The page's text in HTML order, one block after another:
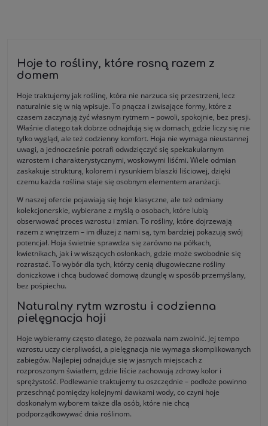
Hoje to rośliny, które rosną razem z
domem
Hoje traktujemy jak roślinę, która nie narzuca się przestrzeni, lecz
naturalnie się w nią wpisuje. To pnącza i zwisające formy, które z
czasem zaczynają żyć własnym rytmem – powoli, spokojnie, bez presji.
Właśnie dlatego tak dobrze odnajdują się w domach, gdzie liczy się nie
tylko wygląd, ale też codzienny komfort. Hoja nie wymaga nieustannej
uwagi, a jednocześnie potrafi odwdzięczyć się spektakularnym
wzrostem i charakterystycznymi, woskowymi liśćmi. Wiele odmian
zaskakuje strukturą, kolorem i rysunkiem blaszki liściowej, dzięki
czemu każda roślina staje się osobnym elementem aranżacji.
W naszej ofercie pojawiają się hoje klasyczne, ale też odmiany
kolekcjonerskie, wybierane z myślą o osobach, które lubią
obserwować proces wzrostu i zmian. To rośliny, które dojrzewają
razem z wnętrzem – im dłużej z nami są, tym bardziej pokazują swój
potencjał. Hoja świetnie sprawdza się zarówno na półkach,
kwietnikach, jak i w wiszących osłonkach, gdzie może swobodnie się
rozrastać. To wybór dla tych, którzy cenią długowieczne rośliny
doniczkowe i chcą budować domową dżunglę w sposób przemyślany,
bez pośpiechu.
Naturalny rytm wzrostu i codzienna
pielęgnacja hoji
Hoje wybieramy często dlatego, że pozwala nam zwolnić. Jej tempo
wzrostu uczy cierpliwości, a pielęgnacja nie wymaga skomplikowanych
zabiegów. Najlepiej odnajduje się w jasnych miejscach z
rozproszonym światłem, gdzie liście zachowują zdrowy kolor i
sprężystość. Podlewanie traktujemy tu oszczędnie – podłoże powinno
przeschnąć pomiędzy kolejnymi dawkami wody, co czyni hoje
doskonałym wyborem także dla osób, które nie chcą
podporządkowywać dnia roślinom.